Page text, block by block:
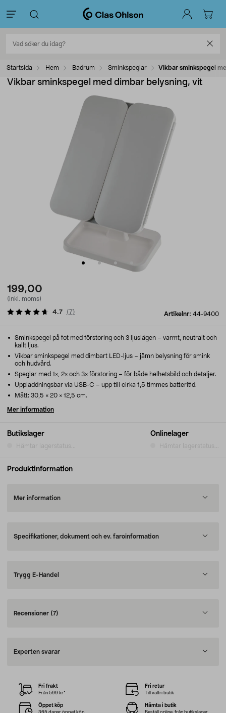
Startsida Hem Badrum Sminkspeglar Vikbar sminkspegel
Vikbar sminkspegel med dimbar belysning, vit
199,00
(inkl. moms)
Artikelnr: 44-9400
4.7 (7)
Butikslager
Hämtar lagerstatus...
Onlinelager
Hämtar lagerstatus...
Sminkspegel på fot med förstoring och 3 ljuslägen – varmt, neutralt och
kallt ljus.
Vikbar sminkspegel med dimbart LED-ljus – jämn belysning för smink
och hudvård.
Speglar med 1×, 2× och 3× förstoring – för både helhetsbild och detaljer.
Uppladdningsbar via USB-C – upp till cirka 1,5 timmes batteritid.
Mått: 30,5 × 20 × 12,5 cm.
Mer information
Produktinformation
Mer information
Specifikationer, dokument och ev. faroinformation
Trygg E-Handel
Recensioner (7)
Experten svarar
Fri frakt
Från 599 kr*
Fri retur
Till valfri butik
Öppet köp
365 dagar öppet köp
Hämta i butik
Beställ online, från butikslager